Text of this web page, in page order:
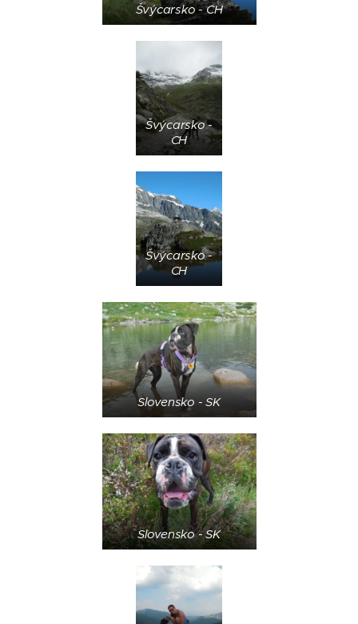
Švýcarsko - CH
Švýcarsko -
CH
Švýcarsko -
CH
Slovensko - SK
Slovensko - SK